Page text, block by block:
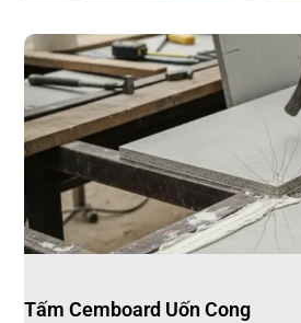
Tấm Cemboard Uốn Cong